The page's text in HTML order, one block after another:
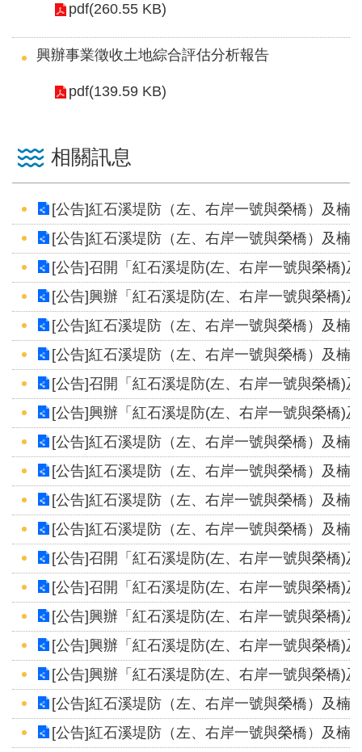
署
覽
回
首
頁
意
信
箱
常
問
廉
政
平
性
平
專
區
English
RSS
pdf(260.55 KB)
興辦事業徵收土地綜合評估分析報告
pdf(139.59 KB)
相關訊息
[公告]紅石溪堤防（左、右岸一號與榮橋）及楠
[公告]紅石溪堤防（左、右岸一號與榮橋）及楠
[公告]召開「紅石溪堤防(左、右岸一號與榮橋)
[公告]興辦「紅石溪堤防(左、右岸一號與榮橋)
[公告]紅石溪堤防（左、右岸一號與榮橋）及楠
[公告]紅石溪堤防（左、右岸一號與榮橋）及楠
[公告]召開「紅石溪堤防(左、右岸一號與榮橋)
[公告]興辦「紅石溪堤防(左、右岸一號與榮橋)
[公告]紅石溪堤防（左、右岸一號與榮橋）及楠
[公告]紅石溪堤防（左、右岸一號與榮橋）及楠
[公告]紅石溪堤防（左、右岸一號與榮橋）及楠
[公告]紅石溪堤防（左、右岸一號與榮橋）及楠
[公告]召開「紅石溪堤防(左、右岸一號與榮橋)
[公告]召開「紅石溪堤防(左、右岸一號與榮橋)
[公告]興辦「紅石溪堤防(左、右岸一號與榮橋)
[公告]興辦「紅石溪堤防(左、右岸一號與榮橋)
[公告]興辦「紅石溪堤防(左、右岸一號與榮橋)
[公告]紅石溪堤防（左、右岸一號與榮橋）及楠
[公告]紅石溪堤防（左、右岸一號與榮橋）及楠